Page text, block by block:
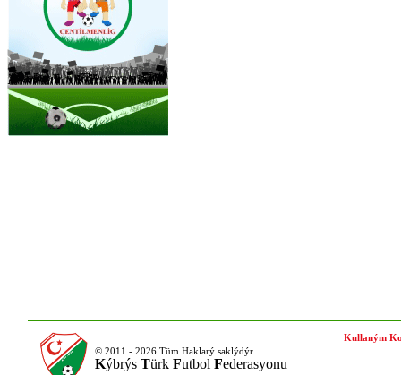
© 2011 - 2026 Tüm Haklarý saklýdýr.
Kýbrýs Türk Futbol Federasyonu
Kullaným